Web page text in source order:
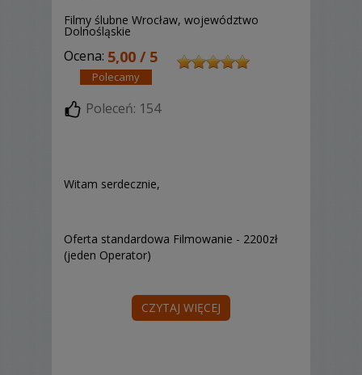
Filmy ślubne Wrocław, województwo
Dolnośląskie
Ocena: 5,00 / 5
Polecamy
Poleceń: 154
Witam serdecznie,
Oferta standardowa Filmowanie - 2200zł
(jeden Operator)
Reportaż z przygotowań i
błogosławieństwa. Filmowanie uroczystości
CZYTAJ WIĘCEJ